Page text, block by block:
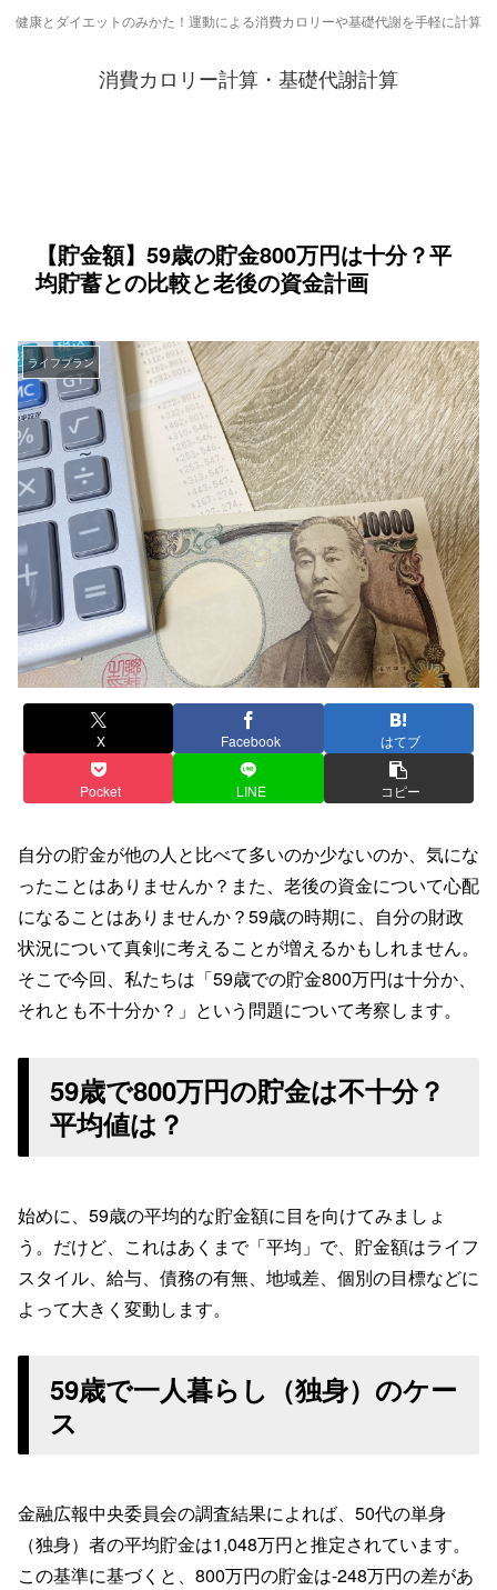
健康とダイエットのみかた！運動による消費カロリーや基礎代謝を手軽に計算
消費カロリー計算・基礎代謝計算
【貯金額】59歳の貯金800万円は十分？平
均貯蓄との比較と老後の資金計画
ライフプラン
X Facebook はてブ
Pocket LINE コピー
自分の貯金が他の人と比べて多いのか少ないのか、気にな
ったことはありませんか？また、老後の資金について心配
になることはありませんか？59歳の時期に、自分の財政
状況について真剣に考えることが増えるかもしれません。
そこで今回、私たちは「59歳での貯金800万円は十分か、
それとも不十分か？」という問題について考察します。
59歳で800万円の貯金は不十分？
平均値は？
始めに、59歳の平均的な貯金額に目を向けてみましょ
う。だけど、これはあくまで「平均」で、貯金額はライフ
スタイル、給与、債務の有無、地域差、個別の目標などに
よって大きく変動します。
59歳で一人暮らし（独身）のケー
ス
金融広報中央委員会の調査結果によれば、50代の単身
（独身）者の平均貯金は1,048万円と推定されています。
この基準に基づくと、800万円の貯金は-248万円の差があ